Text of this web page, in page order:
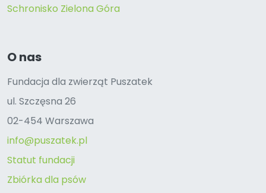
Schronisko Zielona Góra
O nas
Fundacja dla zwierząt Puszatek
ul. Szczęsna 26
02-454 Warszawa
info@puszatek.pl
Statut fundacji
Zbiórka dla psów